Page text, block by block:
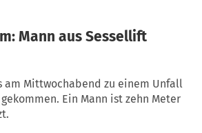
Mann aus Sessellift
am Mittwochabend zu einem Unfall
Ein Mann ist zehn Meter